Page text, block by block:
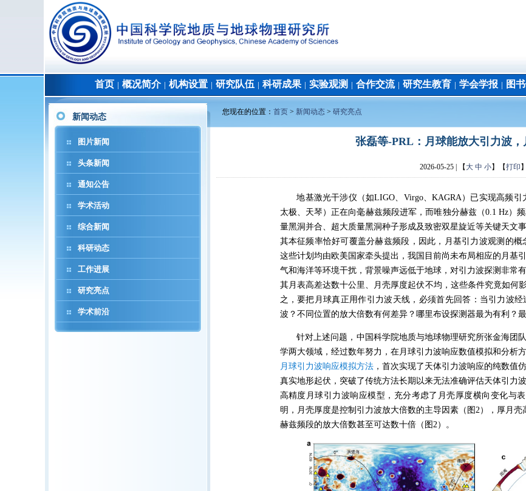
首页 概况简介│ 机构设置 研究队伍 科研成果│ 实验观测 合作交流│ 研究生教育 学会学报 图
新闻动态
图片新闻
头条新闻
通知公告
学术活动
综合新闻
科研动态
工作进展
研究亮点
学术前沿
您现在的位置： 首页 > 新闻动态 > 研究亮点
张磊等-PRL：月球能放大引力波，
2026-05-25 | 【 大 中 小】【打印
地基激光干涉仪（如LIGO、Virgo、KAGRA）已实现高频引
太极、天琴）正在向毫赫兹频段进军，而唯独分赫兹（0.1 Hz）
量黑洞并合、超大质量黑洞种子形成及致密双星旋近等关键天文
其本征频率恰好可覆盖分赫兹频段，因此，月基引力波观测的
这些计划均由欧美国家牵头提出，我国目前尚未布局相应的月基
气和海洋等环境干扰，背景噪声远低于地球，对引力波探测非常
其月表高差达数十公里、月壳厚度起伏不均，这些条件究竟如何
之，要把月球真正用作引力波天线，必须首先回答：当引力波
波？不同位置的放大倍数有何差异？哪里布设探测器最为有利？
针对上述问题，中国科学院地质与地球物理研究所张金海团
学两大领域，经过数年努力，在月球引力波响应数值模拟和分析
月球引力波响应模拟方法，首次实现了天体引力波响应的纯数值
真实地形起伏，突破了传统方法长期以来无法准确评估天体引力
高精度月球引力波响应模型，充分考虑了月壳厚度横向变化与
明，月壳厚度是控制引力波放大倍数的主导因素（图2），厚月
赫兹频段的放大倍数甚至可达数十倍（图2）。